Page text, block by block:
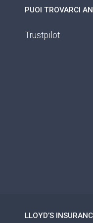
PUOI TROVARCI
Trustpilot
LLOYD’S